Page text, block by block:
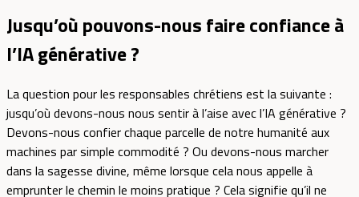
Jusqu’où pouvons-nous faire confiance à
l’IA générative ?
La question pour les responsables chrétiens est la suivante :
jusqu’où devons-nous nous sentir à l’aise avec l’IA générative ?
Devons-nous confier chaque parcelle de notre humanité aux
machines par simple commodité ? Ou devons-nous marcher
dans la sagesse divine, même lorsque cela nous appelle à
emprunter le chemin le moins pratique ? Cela signifie qu’il ne